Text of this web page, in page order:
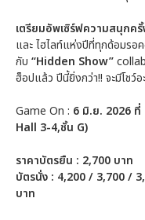
เตรียมอัพเซิร์ฟความสนุกครั้
และ ไฮไลท์แห่งปีที่ทุกด้อมรอ
กับ “Hidden Show”
ฮ็อปแล้ว ปีนี้ยิ่งกว่า!! จะมีโชว์
Game On : 6 มิ.ย. 2026
Hall 3-4,ชั้น G)
ราคาบัตรยืน : 2,700 บาท
บัตรนั่ง : 4,200 / 3,700 /
บาท